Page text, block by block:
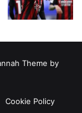
Theme by
Cookie Policy